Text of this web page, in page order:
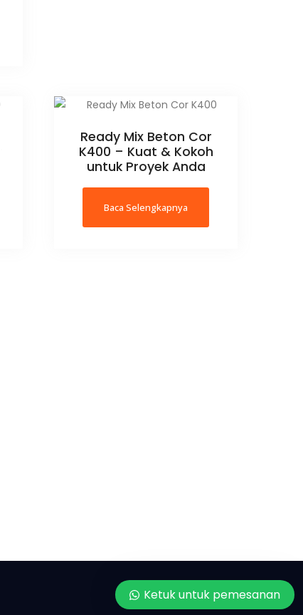
Ready Mix Beton Cor
K400 – Kuat & Kokoh
untuk Proyek Anda
Baca Selengkapnya
Ketuk untuk pemesanan